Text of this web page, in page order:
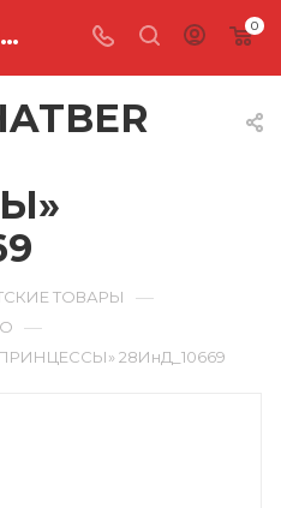
Купить домино, hatber «милые принцессы» 28ИнД_10669 в Ростове-на-Дону 0
ТОВАРЫ —
—
28ИнД_10669